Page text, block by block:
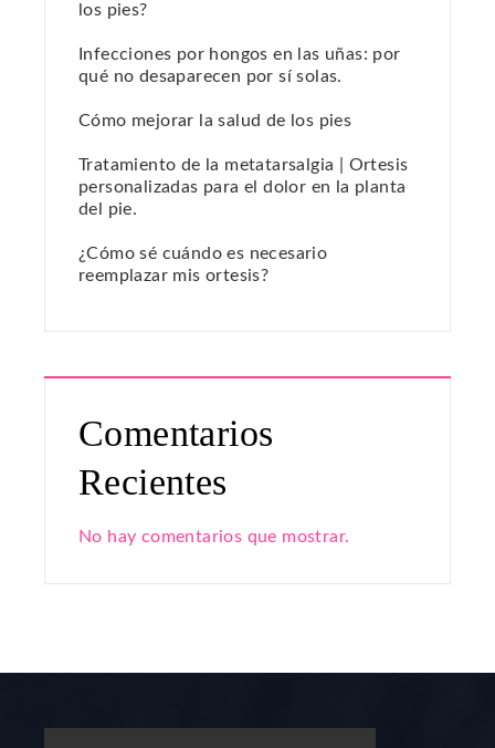
los pies?
Infecciones por hongos en las uñas: por
qué no desaparecen por sí solas.
Cómo mejorar la salud de los pies
Tratamiento de la metatarsalgia | Ortesis
personalizadas para el dolor en la planta
del pie.
¿Cómo sé cuándo es necesario
reemplazar mis ortesis?
Comentarios
Recientes
No hay comentarios que mostrar.